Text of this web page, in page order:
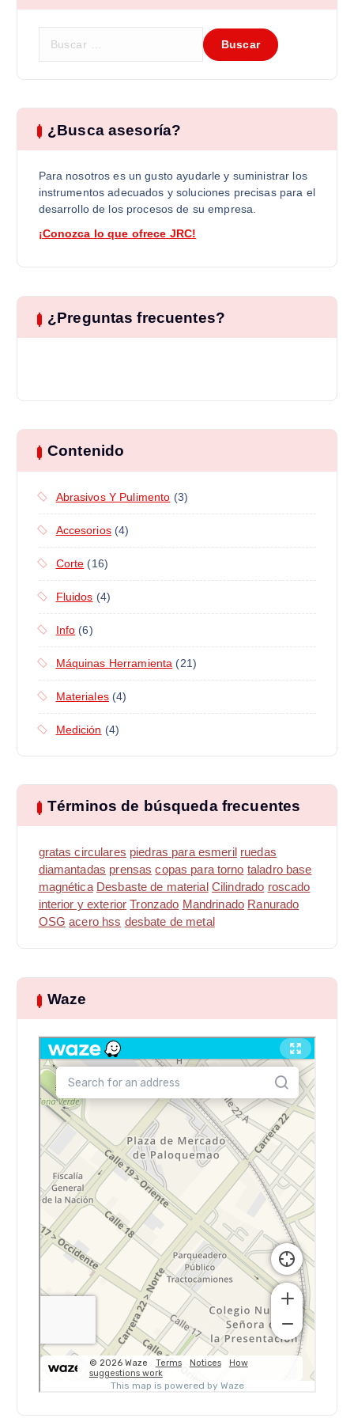
: ¿Busca asesoría?
Para nosotros es un gusto ayudarle y suministrar los
instrumentos adecuados y soluciones precisas para el
desarrollo de los procesos de su empresa.
¡Conozca lo que ofrece JRC!
¿Preguntas frecuentes?
Contenido
Abrasivos Y Pulimento (3)
Accesorios(4)
Corte (16)
Fluidos (4)
Info (6)
Máquinas Herramienta (21)
Materiales(4)
Medición (4)
Términos de búsqueda frecuentes
gratas circulares piedras para esmeril ruedas
diamantadas prensas copas para torno taladro base
magnética Desbaste de material Cilindrado roscado
interior y exterior Tronzado Mandrinado Ranurado
OSG acero hss desbate de metal
Waze